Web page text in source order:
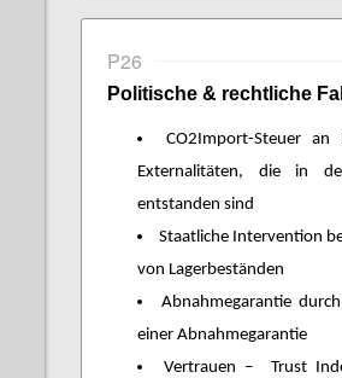
P26
Politische & rechtliche
CO2Import-Steuer an
Externalitäten, die in
entstanden sind
Staatliche Intervention
von Lagerbeständen
Abnahmegarantie
einer Abnahmegarantie
Vertrauen – Trust